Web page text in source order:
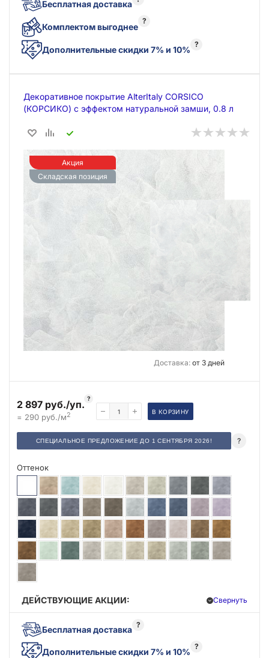
Бесплатная доставка
Комплектом выгоднее
?
Дополнительные скидки 7% и 10%
?
Декоративное покрытие AlterItaly CORSICO
(КОРСИКО) с эффектом натуральной замши, 0.8 л
Акция
Складская позиция
Доставка:от 3 дней
2 897 руб./уп. ?
= 290 руб./м2 В КОРЗИНУ
СПЕЦИАЛЬНОЕ ПРЕДЛОЖЕНИЕ ДО 1 СЕНТЯБРЯ 2026! ?
Оттенок
ДЕЙСТВУЮЩИЕ АКЦИИ: Свернуть
Бесплатная доставка ?
Дополнительные скидки 7% и 10%
?